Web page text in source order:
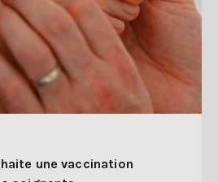
une vaccination